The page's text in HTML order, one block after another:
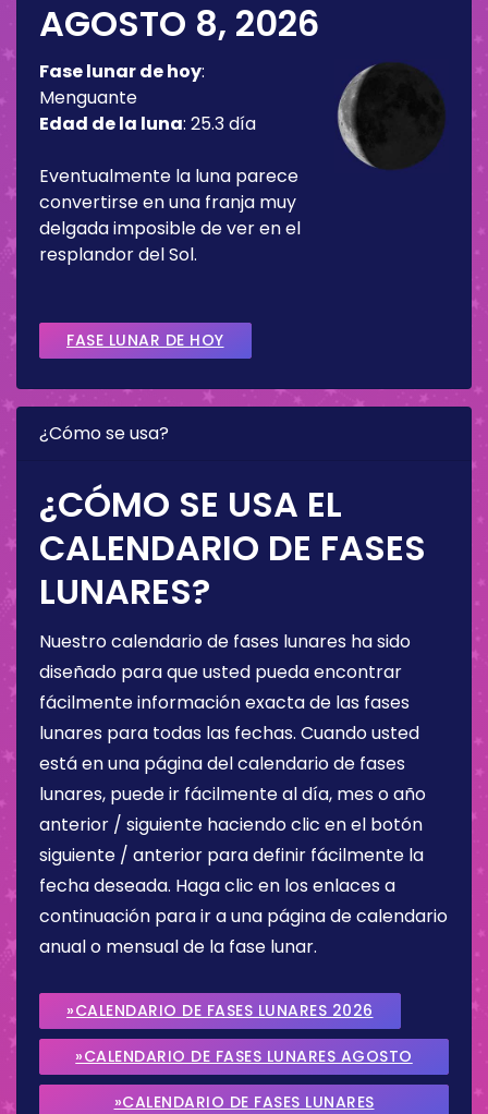
AGOSTO 8, 2026
Fase lunar de hoy:
Menguante
Edad de la luna: 25.3 día
Eventualmente la luna parece
convertirse en una franja muy
delgada imposible de ver en el
resplandor del Sol.
FASE LUNAR DE HOY
¿Cómo se usa?
¿CÓMO SE USA EL
CALENDARIO DE FASES
LUNARES?
Nuestro calendario de fases lunares ha sido
diseñado para que usted pueda encontrar
fácilmente información exacta de las fases
lunares para todas las fechas. Cuando usted
está en una página del calendario de fases
lunares, puede ir fácilmente al día, mes o año
anterior / siguiente haciendo clic en el botón
siguiente / anterior para definir fácilmente la
fecha deseada. Haga clic en los enlaces a
continuación para ir a una página de calendario
anual o mensual de la fase lunar.
»CALENDARIO DE FASES LUNARES 2026
»CALENDARIO DE FASES LUNARES AGOSTO
2026
»CALENDARIO DE FASES LUNARES